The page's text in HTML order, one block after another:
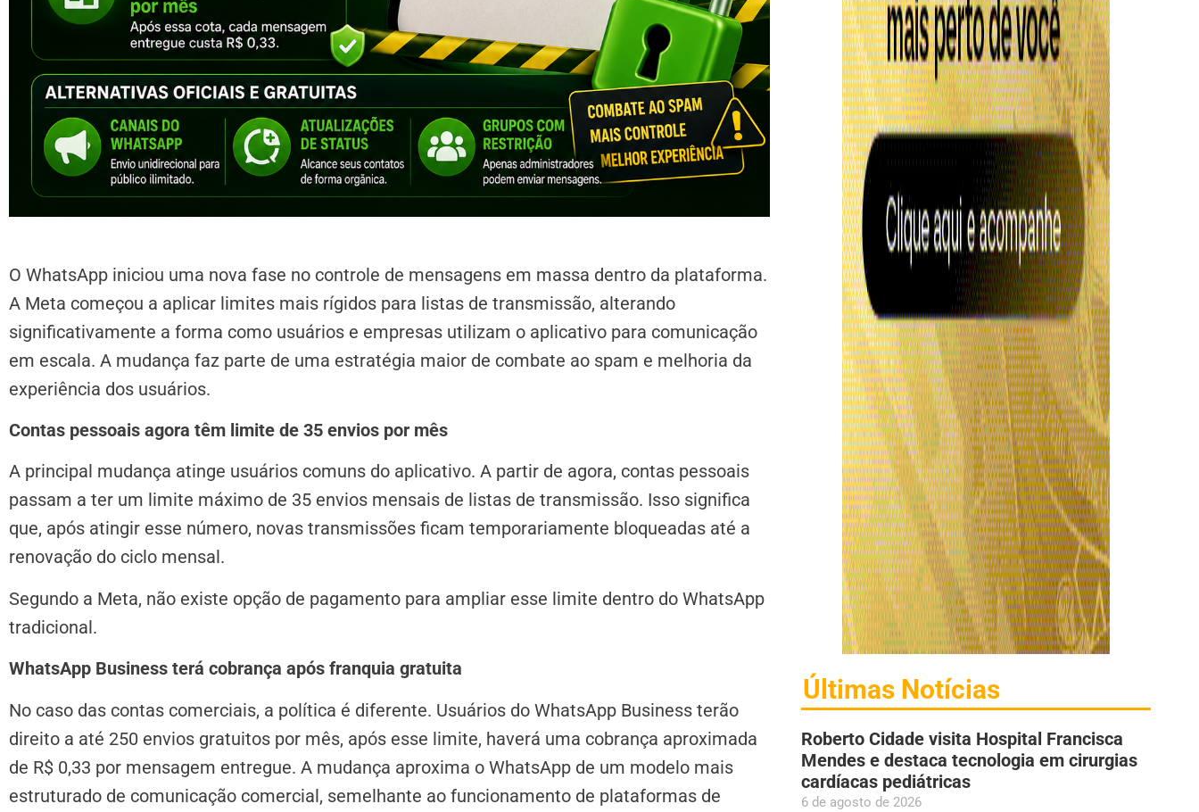
O WhatsApp iniciou uma nova fase no controle de mensagens em massa dentro da plataforma.
A Meta começou a aplicar limites mais rígidos para listas de transmissão, alterando
significativamente a forma como usuários e empresas utilizam o aplicativo para comunicação
em escala. A mudança faz parte de uma estratégia maior de combate ao spam e melhoria da
experiência dos usuários.
Contas pessoais agora têm limite de 35 envios por mês
A principal mudança atinge usuários comuns do aplicativo. A partir de agora, contas pessoais
passam a ter um limite máximo de 35 envios mensais de listas de transmissão. Isso significa
que, após atingir esse número, novas transmissões ficam temporariamente bloqueadas até a
renovação do ciclo mensal.
Segundo a Meta, não existe opção de pagamento para ampliar esse limite dentro do WhatsApp
tradicional.
WhatsApp Business terá cobrança após franquia gratuita
No caso das contas comerciais, a política é diferente. Usuários do WhatsApp Business terão
direito a até 250 envios gratuitos por mês, após esse limite, haverá uma cobrança aproximada
de R$ 0,33 por mensagem entregue. A mudança aproxima o WhatsApp de um modelo mais
estruturado de comunicação comercial, semelhante ao funcionamento de plataformas de
Últimas Notícias
Roberto Cidade visita Hospital Francisca
Mendes e destaca tecnologia em cirurgias
cardíacas pediátricas
6 de agosto de 2026